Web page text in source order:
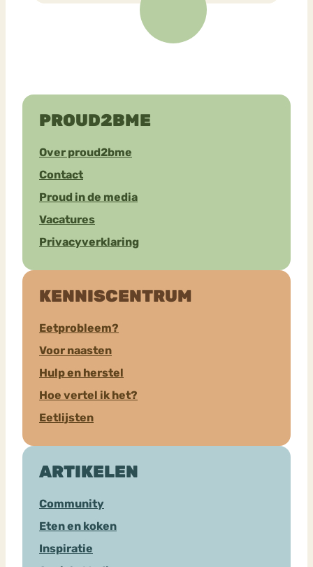
PROUD2BME
Over proud2bme
Contact
Proud in de media
Vacatures
Privacyverklaring
KENNISCENTRUM
Eetprobleem?
Voor naasten
Hulp en herstel
Hoe vertel ik het?
Eetlijsten
ARTIKELEN
Community
Eten en koken
Inspiratie